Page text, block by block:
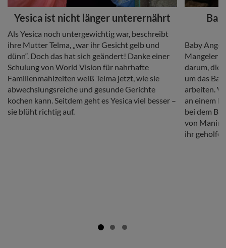
Headline
Yesica ist nicht länger unterernährt
Copy
Als Yesica noch untergewichtig war, beschreibt
ihre Mutter Telma, „war ihr Gesicht gelb und
dünn“. Doch das hat sich geändert! Danke einer
Schulung von World Vision für nahrhafte
Familienmahlzeiten weiß Telma jetzt, wie sie
abwechslungsreiche und gesunde Gerichte
kochen kann. Seitdem geht es Yesica viel besser –
sie blüht richtig auf.
Headline
Copy
Baby
darum, die
um das
arbeiten.
an einem
bei dem
von
ihr